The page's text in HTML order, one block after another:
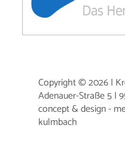
Copyright © 2026 |
Adenauer-Straße 5 |
concept & design -
kulmbach